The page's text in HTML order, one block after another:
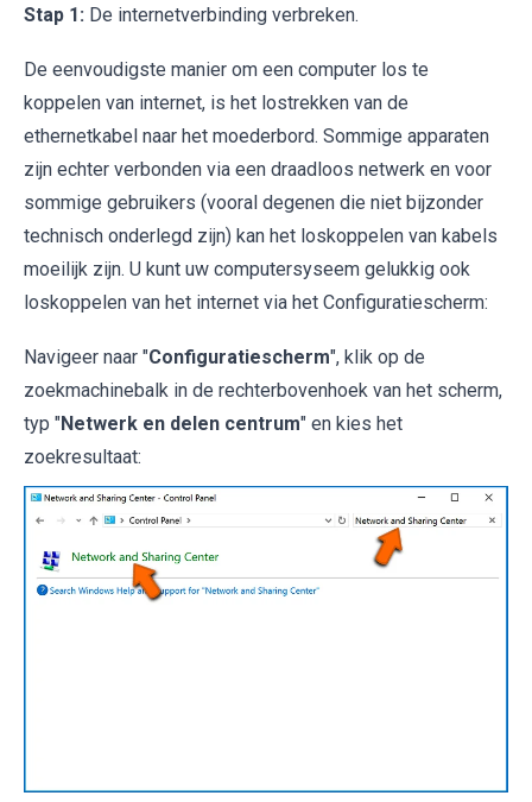
Stap 1: De internetverbinding verbreken.
De eenvoudigste manier om een computer los te
koppelen van internet, is het lostrekken van de
ethernetkabel naar het moederbord. Sommige apparaten
zijn echter verbonden via een draadloos netwerk en voor
sommige gebruikers (vooral degenen die niet bijzonder
technisch onderlegd zijn) kan het loskoppelen van kabels
moeilijk zijn. U kunt uw computersyseem gelukkig ook
loskoppelen van het internet via het Configuratiescherm:
Navigeer naar "Configuratiescherm", klik op de
zoekmachinebalk in de rechterbovenhoek van het scherm,
typ "Netwerk en delen centrum" en kies het
zoekresultaat: